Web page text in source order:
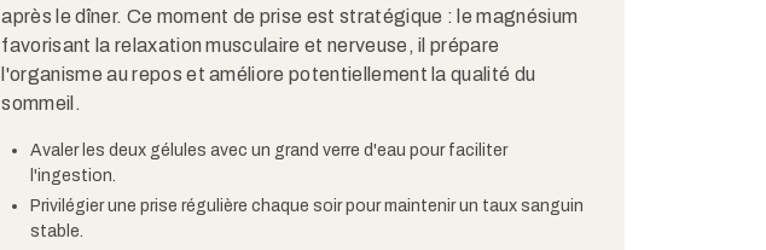
après le dîner. Ce moment de prise est stratégique : le magnésium
favorisant la relaxation musculaire et nerveuse, il prépare
l'organisme au repos et améliore potentiellement la qualité du
sommeil.
Avaler les deux gélules avec un grand verre d'eau pour faciliter
l'ingestion.
Privilégier une prise régulière chaque soir pour maintenir un taux sanguin
stable.